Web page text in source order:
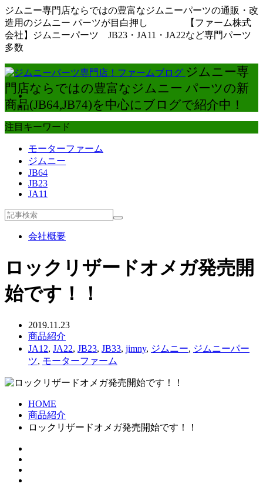
ジムニー専門店ならではの豊富なジムニーパーツの通販・改
造用のジムニー パーツが目白押し 【ファーム株式
会社】ジムニーパーツ JB23・JA11・JA22など専門パーツ
多数
ジムニー専
門店ならではの豊富なジムニー パーツの新
商品(JB64,JB74)を中心にブログで紹介中！
注目キーワード
モーターファーム
ジムニー
JB64
JB23
JA11
会社概要
ロックリザードオメガ発売開
始です！！
2019.11.23
商品紹介
JA12, JA22, JB23, JB33, jimny, ジムニー, ジムニーパー
ツ, モーターファーム
HOME
商品紹介
ロックリザードオメガ発売開始です！！